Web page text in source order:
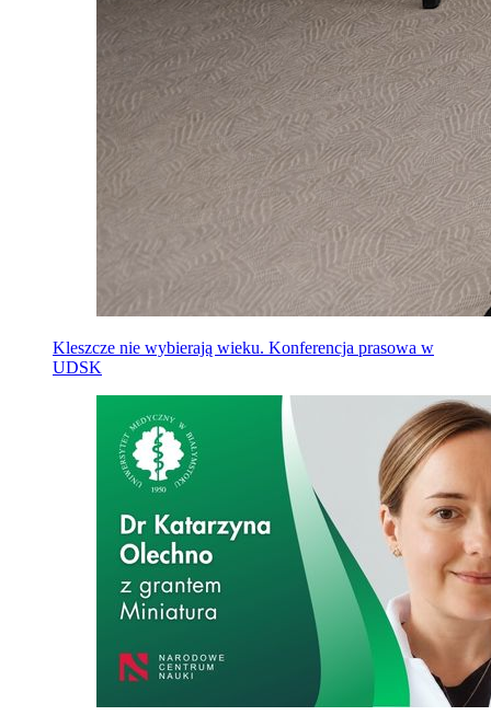
Kleszcze nie wybierają wieku. Konferencja prasowa w
UDSK